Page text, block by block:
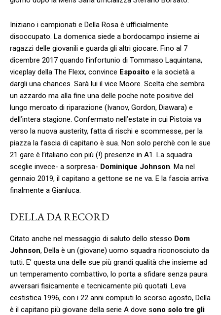
Iniziano i campionati e Della Rosa è ufficialmente
disoccupato. La domenica siede a bordocampo insieme ai
ragazzi delle giovanili e guarda gli altri giocare. Fino al 7
dicembre 2017 quando l’infortunio di Tommaso Laquintana,
viceplay della The Flexx, convince Esposito e la società a
dargli una chances. Sarà lui il vice Moore. Scelta che sembra
un azzardo ma alla fine una delle poche note positive del
lungo mercato di riparazione (Ivanov, Gordon, Diawara) e
dell’intera stagione. Confermato nell’estate in cui Pistoia va
verso la nuova austerity, fatta di rischi e scommesse, per la
piazza la fascia di capitano è sua. Non solo perchè con le sue
21 gare è l’italiano con più (!) presenze in A1. La squadra
sceglie invece- a sorpresa- Dominique Johnson . Ma nel
gennaio 2019, il capitano a gettone se ne va. E la fascia arriva
finalmente a Gianluca.
DELLA DA RECORD
Citato anche nel messaggio di saluto dello stesso Dom
Johnson, Della è un (giovane) uomo squadra riconosciuto da
tutti. E’ questa una delle sue più grandi qualità che insieme ad
un temperamento combattivo, lo porta a sfidare senza paura
avversari fisicamente e tecnicamente più quotati. Leva
cestistica 1996, con i 22 anni compiuti lo scorso agosto, Della
è il capitano più giovane della serie A dove sono solo tre gli